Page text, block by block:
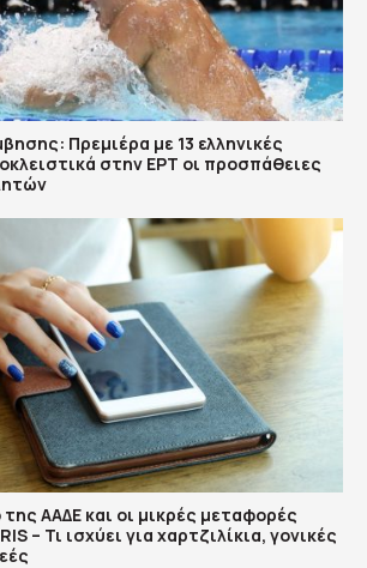
Πρεμιέρα με 13 ελληνικές
στην ΕΡΤ οι προσπάθειες
ΑΑΔΕ και οι μικρές μεταφορές
– Τι ισχύει για χαρτζιλίκια, γονικές